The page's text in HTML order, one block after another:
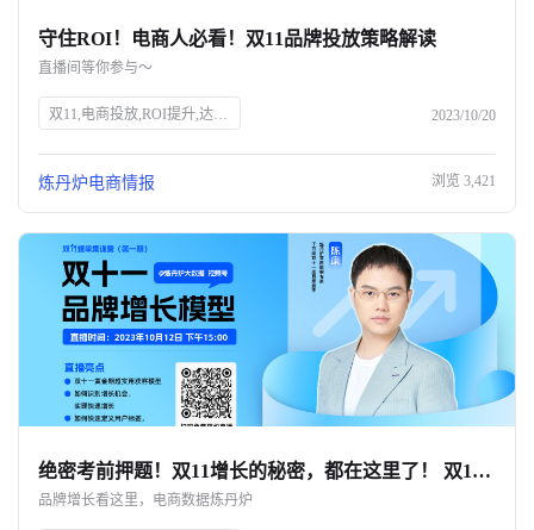
关于我们
公司介绍
商机推荐
行业报告
守住ROI！电商人必看！双11品牌投放策略解读
直播间等你参与～
双11,电商投放,ROI提升,达人筛选,预算控制,品牌策略,抖、红平台,炼丹炉大数据,知衣科技,AI科技 2023/10/20
炼丹炉电商情报 浏览 3,421
绝密考前押题！双11增长的秘密，都在这里了！ 双11只能眼睁睁看着别人爆单？💔
品牌增长看这里，电商数据炼丹炉